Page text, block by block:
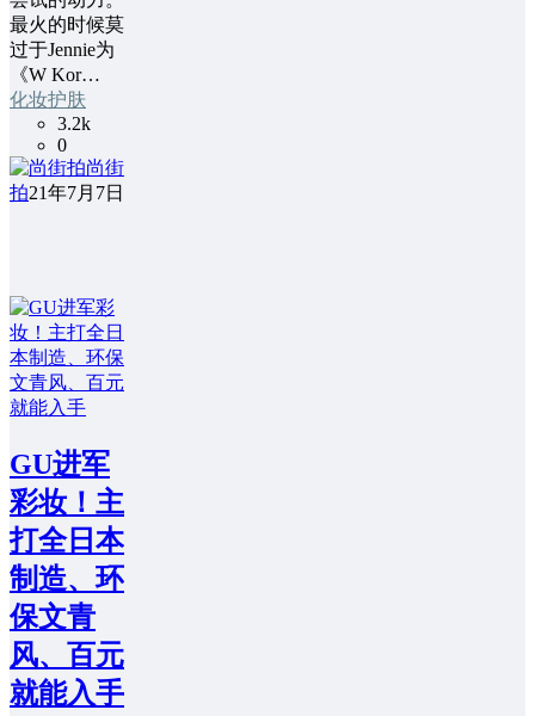
最火的时候莫
过于Jennie为
《W Kor…
化妆护肤
3.2k
0
尚街
拍21年7月7日
GU进军
彩妆！主
打全日本
制造、环
保文青
风、百元
就能入手